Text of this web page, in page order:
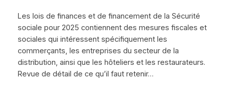
Les lois de finances et de financement de la Sécurité
sociale pour 2025 contiennent des mesures fiscales et
sociales qui intéressent spécifiquement les
commerçants, les entreprises du secteur de la
distribution, ainsi que les hôteliers et les restaurateurs.
Revue de détail de ce qu’il faut retenir…